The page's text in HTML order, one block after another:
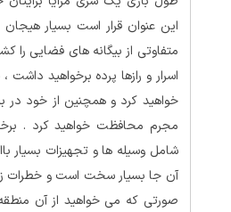
این عنوان قرار است بسیار
متفاوتی از بیگانه های فضایی را
اسرار و رازها پرده برخواهید
خواهید کرد و همچنین از خود در
مجرم محافظت خواهید کرد .
شامل وسیله ها و تجهیزات بسیار
آن جا بسیار سخت است و خطرات
صورتی که می خواهید از آن